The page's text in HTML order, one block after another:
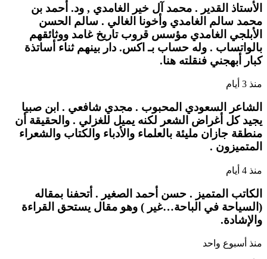
الأستاذ القدير . محمد آل خير الغامدي , ود. أحمد بن
محمد سالم الغامدي وأخونا الغالي . سالم الحسن
الأبلجي الغامدي مؤسس قروب تاريخ غامد ووثائقهم
بالواتساب . وله حساب بـ اكس. دار بينهم ثناء أساتذة
كبار أبهجني فنقلته هنا.
منذ 3 أيام
الشاعر السعودي المحبوب . مجدي شافعي . ابن صبيا
يجيد كل أغراض الشعر لكنه يميل للغزلي . والحقيقة أن
منطقة جازان مليئة بالعلماء والأدباء والكتاب والشعراء
المتميزون .
منذ 4 أيام
الكاتب المتميز . حسن أحمد الصغير . أتحفنا بمقاله
(السياحة في الباحة…غير ) وهو مقال يستحق القراءة
والإشادة.
منذ أسبوع واحد